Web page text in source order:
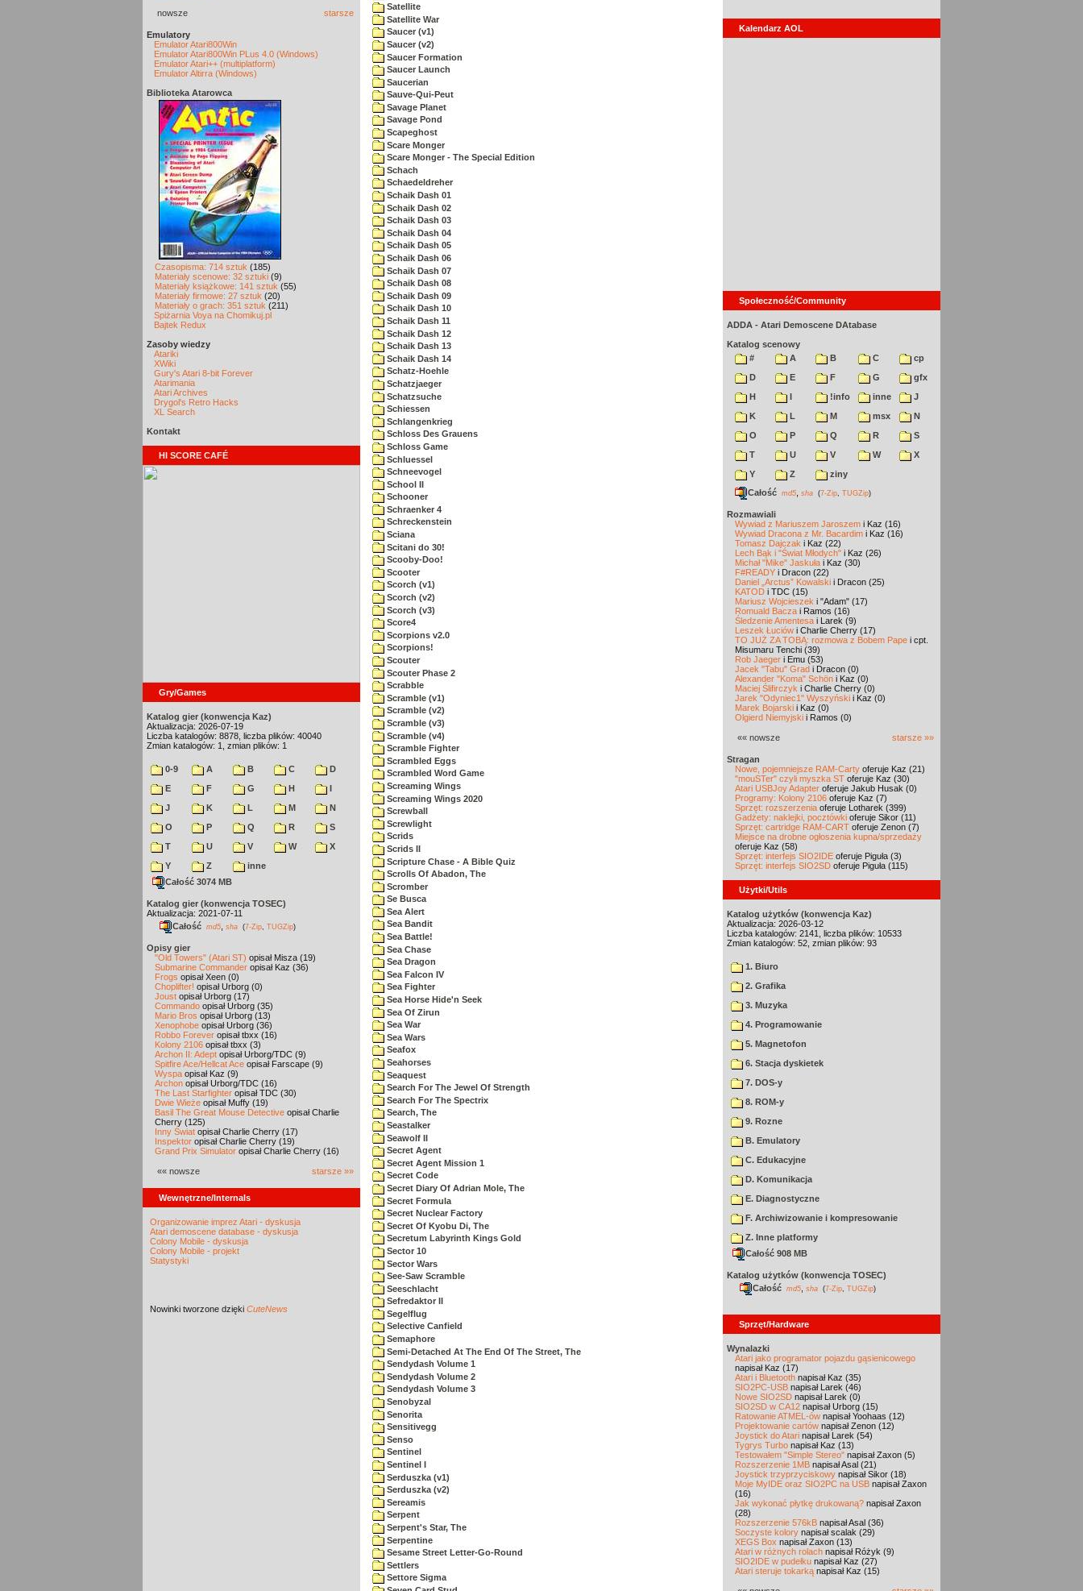
nowsze starsze
Emulatory
Emulator Atari800Win
Emulator Atari800Win PLus 4.0 (Windows)
Emulator Atari++ (multiplatform)
Emulator Altirra (Windows)
Biblioteka Atarowca
Czasopisma: 714 sztuk (185)
Materiały scenowe: 32 sztuki (9)
Materiały książkowe: 141 sztuk (55)
Materiały firmowe: 27 sztuk (20)
Materiały o grach: 351 sztuk (211)
Spiżarnia Voya na Chomikuj.pl
Bajtek Redux
Zasoby wiedzy
Atariki
XWiki
Gury's Atari 8-bit Forever
Atarimania
Atari Archives
Drygol's Retro Hacks
XL Search
Kontakt
HI SCORE CAFÉ
Gry/Games
Katalog gier (konwencja Kaz)
Aktualizacja: 2026-07-19
Liczba katalogów: 8878, liczba plików: 40040
Zmian katalogów: 1, zmian plików: 1
0-9 A B C
D
E
F G H
I
J
K L M
N
O
P Q R
S
T
U V W
X
Y
Z
inne
Całość 3074 MB
Katalog gier (konwencja TOSEC)
Aktualizacja: 2021-07-11
Całość md5 sha (7-Zip TUGZip)
Opisy gier
"Old Towers" (Atari ST) opisał Misza (19)
Submarine Commander opisał Kaz (36)
Frogs opisał Xeen (0)
Choplifter! opisał Urborg (0)
Joust opisał Urborg (17)
Commando opisał Urborg (35)
Mario Bros opisał Urborg (13)
Xenophobe opisał Urborg (36)
Robbo Forever opisał tbxx (16)
Kolony 2106 opisał tbxx (3)
Archon II: Adept opisał Urborg/TDC (9)
Spitfire Ace/Hellcat Ace opisał Farscape (9)
Wyspa opisał Kaz (9)
Archon opisał Urborg/TDC (16)
The Last Starfighter opisał TDC (30)
Dwie Wieże opisał Muffy (19)
Basil The Great Mouse Detective opisał Charlie
Cherry (125)
Inny Świat opisał Charlie Cherry (17)
Inspektor opisał Charlie Cherry (19)
Grand Prix Simulator opisał Charlie Cherry (16)
«« nowsze starsze »»
Wewnętrzne/Internals
Organizowanie imprez Atari - dyskusja
Atari demoscene database - dyskusja
Colony Mobile - dyskusja
Colony Mobile - projekt
Statystyki
Nowinki tworzone dzięki CuteNews
Satellite
Satellite War
Saucer (v1)
Saucer (v2)
Saucer Formation
Saucer Launch
Saucerian
Sauve-Qui-Peut
Savage Planet
Savage Pond
Scapeghost
Scare Monger
Scare Monger - The Special Edition
Schach
Schaedeldreher
Schaik Dash 01
Schaik Dash 02
Schaik Dash 03
Schaik Dash 04
Schaik Dash 05
Schaik Dash 06
Schaik Dash 07
Schaik Dash 08
Schaik Dash 09
Schaik Dash 10
Schaik Dash 11
Schaik Dash 12
Schaik Dash 13
Schaik Dash 14
Schatz-Hoehle
Schatzjaeger
Schatzsuche
Schiessen
Schlangenkrieg
Schloss Des Grauens
Schloss Game
Schluessel
Schneevogel
School II
Schooner
Schraenker 4
Schreckenstein
Sciana
Scitani do 30!
Scooby-Doo!
Scooter
Scorch (v1)
Scorch (v2)
Scorch (v3)
Score4
Scorpions v2.0
Scorpions!
Scouter
Scouter Phase 2
Scrabble
Scramble (v1)
Scramble (v2)
Scramble (v3)
Scramble (v4)
Scramble Fighter
Scrambled Eggs
Scrambled Word Game
Screaming Wings
Screaming Wings 2020
Screwball
Screwlight
Scrids
Scrids II
Scripture Chase - A Bible Quiz
Scrolls Of Abadon, The
Scromber
Se Busca
Sea Alert
Sea Bandit
Sea Battle!
Sea Chase
Sea Dragon
Sea Falcon IV
Sea Fighter
Sea Horse Hide'n Seek
Sea Of Zirun
Sea War
Sea Wars
Seafox
Seahorses
Seaquest
Search For The Jewel Of Strength
Search For The Spectrix
Search, The
Seastalker
Seawolf II
Secret Agent
Secret Agent Mission 1
Secret Code
Secret Diary Of Adrian Mole, The
Secret Formula
Secret Nuclear Factory
Secret Of Kyobu Di, The
Secretum Labyrinth Kings Gold
Sector 10
Sector Wars
See-Saw Scramble
Seeschlacht
Sefredaktor II
Segelflug
Selective Canfield
Semaphore
Semi-Detached At The End Of The Street, The
Sendydash Volume 1
Sendydash Volume 2
Sendydash Volume 3
Senobyzal
Senorita
Sensitivegg
Senso
Sentinel
Sentinel I
Serduszka (v1)
Serduszka (v2)
Sereamis
Serpent
Serpent's Star, The
Serpentine
Sesame Street Letter-Go-Round
Settlers
Settore Sigma
Kalendarz AOL
Społeczność/Community
ADDA - Atari Demoscene DAtabase
Katalog scenowy
#
A B C
cp
D
E F G
gfx
H
I !info inne
J
K
L M msx
N
O
P Q R
S
T
U V W
X
Y
Z
ziny
Całość md5 sha (7-Zip TUGZip)
Rozmawiali
Wywiad z Mariuszem Jaroszem i Kaz (16)
Wywiad Dracona z Mr. Bacardim i Kaz (16)
Tomasz Dajczak i Kaz (22)
Lech Bąk i "Świat Młodych" i Kaz (26)
Michał "Mike" Jaskuła i Kaz (30)
F#READY i Dracon (22)
Daniel „Arctus” Kowalski i Dracon (25)
KATOD i TDC (15)
Mariusz Wojcieszek i "Adam" (17)
Romuald Bacza i Ramos (16)
Śledzenie Amentesa i Larek (9)
Leszek Łuciów i Charlie Cherry (17)
TO JUŻ ZA TOBĄ: rozmowa z Bobem Pape i cpt.
Misumaru Tenchi (39)
Rob Jaeger i Emu (53)
Jacek "Tabu" Grad i Dracon (0)
Alexander "Koma" Schön i Kaz (0)
Maciej Ślifirczyk i Charlie Cherry (0)
Jarek "Odyniec1" Wyszyński i Kaz (0)
Marek Bojarski i Kaz (0)
Olgierd Niemyjski i Ramos (0)
«« nowsze starsze »»
Stragan
Nowe, pojemniejsze RAM-Carty oferuje Kaz (21)
"mouSTer" czyli myszka ST oferuje Kaz (30)
Atari USBJoy Adapter oferuje Jakub Husak (0)
Programy: Kolony 2106 oferuje Kaz (7)
Sprzęt: rozszerzenia oferuje Lotharek (399)
Gadżety: naklejki, pocztówki oferuje Sikor (11)
Sprzęt: cartridge RAM-CART oferuje Zenon (7)
Miejsce na drobne ogłoszenia kupna/sprzedaży
oferuje Kaz (58)
Sprzęt: interfejs SIO2IDE oferuje Piguła (3)
Sprzęt: interfejs SIO2SD oferuje Piguła (115)
Użytki/Utils
Katalog użytków (konwencja Kaz)
Aktualizacja: 2026-03-12
Liczba katalogów: 2141, liczba plików: 10533
Zmian katalogów: 52, zmian plików: 93
1. Biuro
2. Grafika
3. Muzyka
4. Programowanie
5. Magnetofon
6. Stacja dyskietek
7. DOS-y
8. ROM-y
9. Rozne
B. Emulatory
C. Edukacyjne
D. Komunikacja
E. Diagnostyczne
F. Archiwizowanie i kompresowanie
Z. Inne platformy
Całość 908 MB
Katalog użytków (konwencja TOSEC)
Całość md5 sha (7-Zip TUGZip)
Sprzęt/Hardware
Wynalazki
Atari jako programator pojazdu gąsienicowego
napisał Kaz (17)
Atari i Bluetooth napisał Kaz (35)
SIO2PC-USB napisał Larek (46)
Nowe SIO2SD napisał Larek (0)
SIO2SD w CA12 napisał Urborg (15)
Ratowanie ATMEL-ów napisał Yoohaas (12)
Projektowanie cartów napisał Zenon (12)
Joystick do Atari napisał Larek (54)
Tygrys Turbo napisał Kaz (13)
Testowałem "Simple Stereo" napisał Zaxon (5)
Rozszerzenie 1MB napisał Asal (21)
Joystick trzyprzyciskowy napisał Sikor (18)
Moje MyIDE oraz SIO2PC na USB napisał Zaxon
(16)
Jak wykonać płytkę drukowaną? napisał Zaxon
(28)
Rozszerzenie 576kB napisał Asal (36)
Soczyste kolory napisał scalak (29)
XEGS Box napisał Zaxon (13)
Atari w różnych rolach napisał Różyk (9)
SIO2IDE w pudełku napisał Kaz (27)
Atari steruje tokarką napisał Kaz (15)